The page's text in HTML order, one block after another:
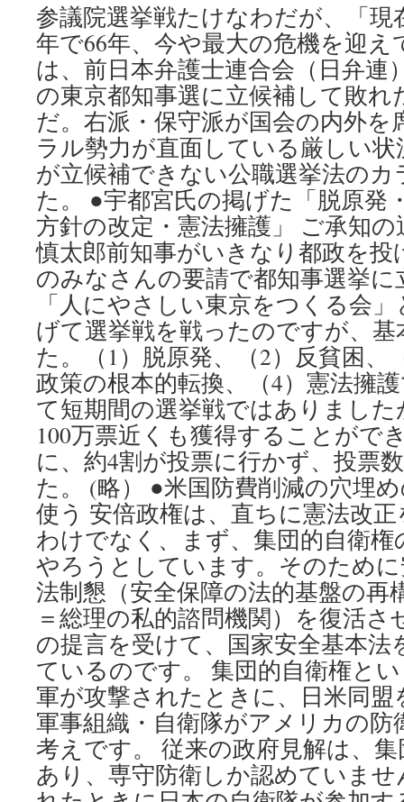
参議院選挙戦たけなわだが、「
年で66年、今や最大の危機を迎
は、前日本弁護士連合会（日弁連
の東京都知事選に立候補して敗れ
だ。右派・保守派が国会の内外を
ラル勢力が直面している厳しい
が立候補できない公職選挙法の
た。 ●宇都宮氏の掲げた「脱原発
方針の改定・憲法擁護」 ご承知
慎太郎前知事がいきなり都政を
のみなさんの要請で都知事選挙
「人にやさしい東京をつくる会
げて選挙戦を戦ったのですが、
た。（1）脱原発、（2）反貧困、
政策の根本的転換、（4）憲法擁
て短期間の選挙戦ではありました
100万票近くも獲得することがで
に、約4割が投票に行かず、投票
た。 (略） ●米国防費削減の穴埋
使う 安倍政権は、直ちに憲法改
わけでなく、まず、集団的自衛
やろうとしています。そのため
法制懇（安全保障の法的基盤の再
＝総理の私的諮問機関）を復活さ
の提言を受けて、国家安全基本法
ているのです。 集団的自衛権と
軍が攻撃されたときに、日米同
軍事組織・自衛隊がアメリカの
考えです。 従来の政府見解は、
あり、専守防衛しか認めていま